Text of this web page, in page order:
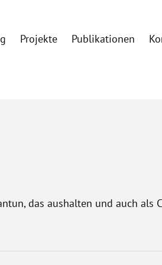
Projekte Publikationen
das aushalten und auch als